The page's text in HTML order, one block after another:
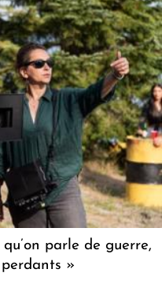
parle de guerre,
»